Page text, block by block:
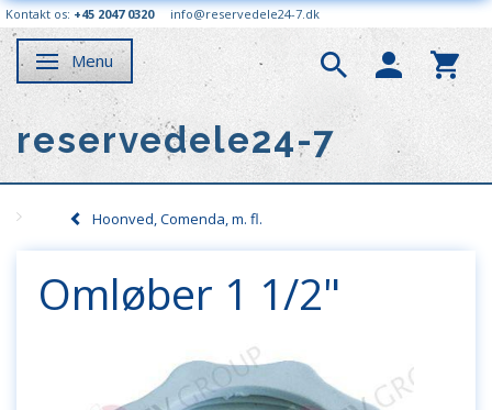
Kontakt os: +45 2047 0320 info@reservedele24-7.dk
Skifte navigation
Menu
reservedele24-7
Hoonved, Comenda, m. fl.
Omløber 1 1/2"